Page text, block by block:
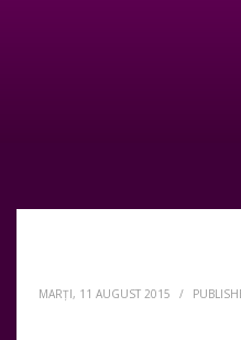
MARȚI, 11 AUGUST 2015 /